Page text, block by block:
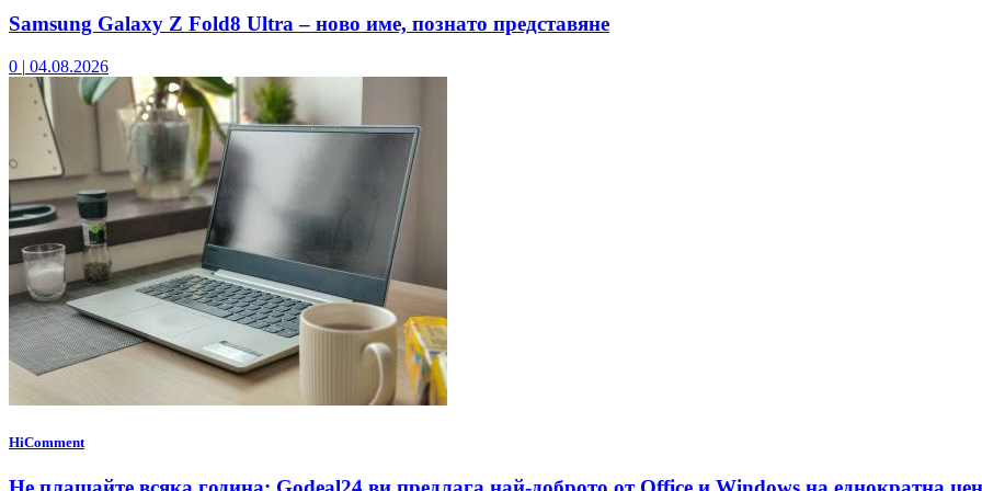
Samsung Galaxy Z Fold8 Ultra – ново име, познато представяне
0 | 04.08.2026
HiComment